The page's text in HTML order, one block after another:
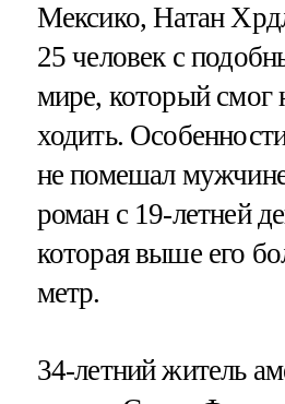
Мексико, Натан
25 человек с
мире, который смог
ходить.
не помешал
роман с 19-летней
которая выше его
метр.
34-летний житель